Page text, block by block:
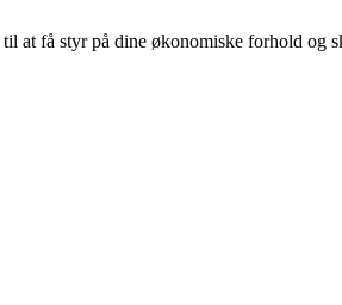
at få styr på dine økonomiske forhold og